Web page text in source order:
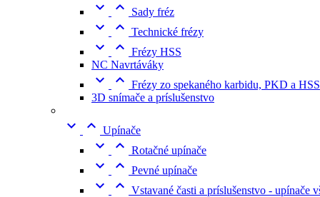
  Sady fréz
  Technické frézy
  Frézy HSS
NC Navrtáváky
  Frézy zo spekaného karbidu, PKD a HSS
3D snímače a príslušenstvo
  Upínače
  Rotačné upínače
  Pevné upínače
  Vstavané časti a príslušenstvo - upínače